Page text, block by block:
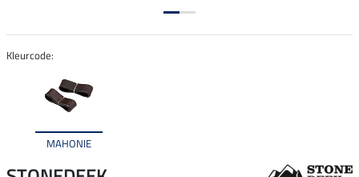
Kleurcode:
MAHONIE